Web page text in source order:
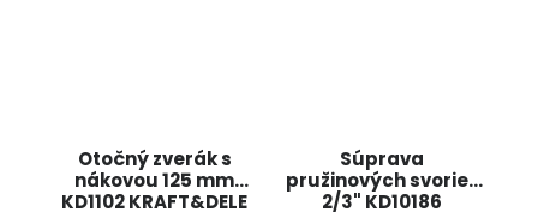
Otočný zverák s
nákovou 125 mm
KD1102 KRAFT&DELE
Súprava
pružinových svoriek
2/3" KD10186